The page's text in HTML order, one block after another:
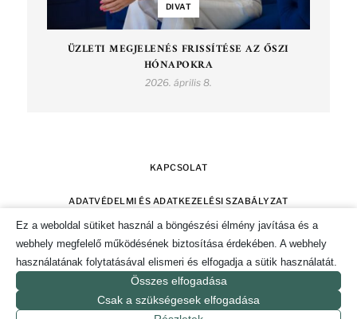
DIVAT
ÜZLETI MEGJELENÉS FRISSÍTÉSE AZ ŐSZI
HÓNAPOKRA
2026. április 8.
KAPCSOLAT
ADATVÉDELMI ÉS ADATKEZELÉSI SZABÁLYZAT
IMPRESSZUM
SÜTI TÁJÉKOZTATÓ ÉS HOZZÁJÁRULÁS KEZELÉSE
© 2019-2026. CSAK POZITÍVAN MAGAZIN.
Ez a weboldal sütiket használ a böngészési élmény javítása és a
webhely megfelelő működésének biztosítása érdekében. A webhely
használatának folytatásával elismeri és elfogadja a sütik használatát.
Összes elfogadása
Csak a szükségesek elfogadása